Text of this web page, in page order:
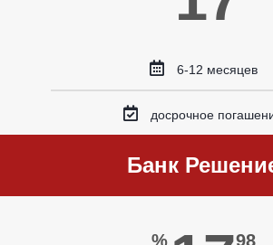
6-12 месяцев
досрочное
Банк
% 98